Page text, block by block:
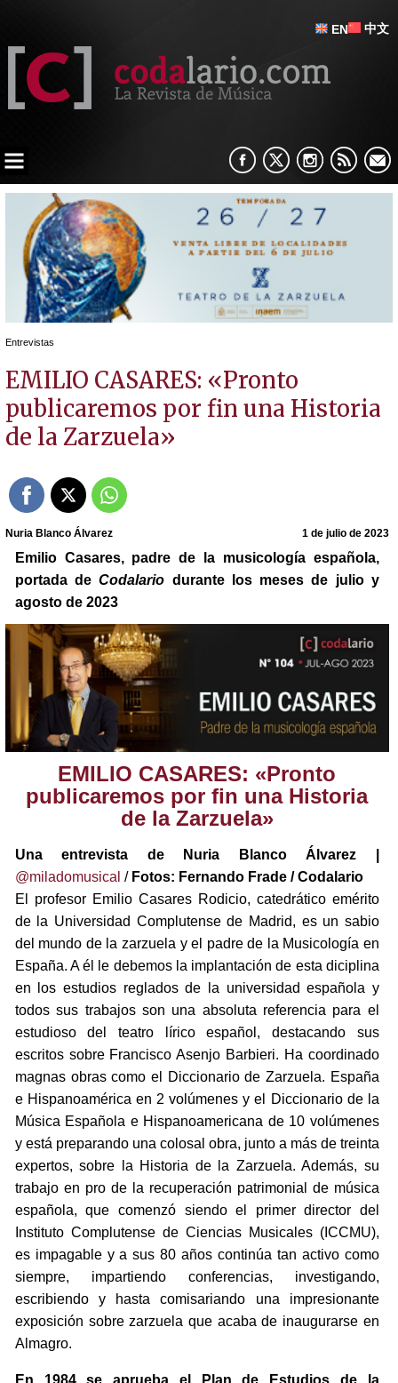
EN 中文
Entrevistas
EMILIO CASARES: «Pronto
publicaremos por fin una Historia
de la Zarzuela»
Nuria Blanco Álvarez 1 de julio de 2023
Emilio Casares, padre de la musicología española,
portada deCodalario durante los meses de julio y
agosto de 2023
EMILIO CASARES: «Pronto
publicaremos por fin una Historia
de la Zarzuela»
Una entrevista de Nuria Blanco Álvarez |
@miladomusical / Fotos: Fernando Frade / Codalario
El profesor Emilio Casares Rodicio, catedrático emérito
de la Universidad Complutense de Madrid, es un sabio
del mundo de la zarzuela y el padre de la Musicología en
España. A él le debemos la implantación de esta diciplina
en los estudios reglados de la universidad española y
todos sus trabajos son una absoluta referencia para el
estudioso del teatro lírico español, destacando sus
escritos sobre Francisco Asenjo Barbieri. Ha coordinado
magnas obras como el Diccionario de Zarzuela. España
e Hispanoamérica en 2 volúmenes y el Diccionario de la
Música Española e Hispanoamericana de 10 volúmenes
y está preparando una colosal obra, junto a más de treinta
expertos, sobre la Historia de la Zarzuela. Además, su
trabajo en pro de la recuperación patrimonial de música
española, que comenzó siendo el primer director del
Instituto Complutense de Ciencias Musicales (ICCMU),
es impagable y a sus 80 años continúa tan activo como
siempre, impartiendo conferencias, investigando,
escribiendo y hasta comisariando una impresionante
exposición sobre zarzuela que acaba de inaugurarse en
Almagro.
En 1984 se aprueba el Plan de Estudios de la